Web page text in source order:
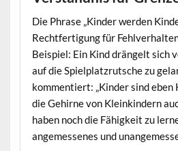
Die Phrase „Kinder werden
Rechtfertigung für
Beispiel: Ein Kind drängelt sich
auf die Spielplatzrutsche zu
kommentiert: „Kinder sind eben
die Gehirne von Kleinkindern
haben noch die Fähigkeit zu
angemessenes und